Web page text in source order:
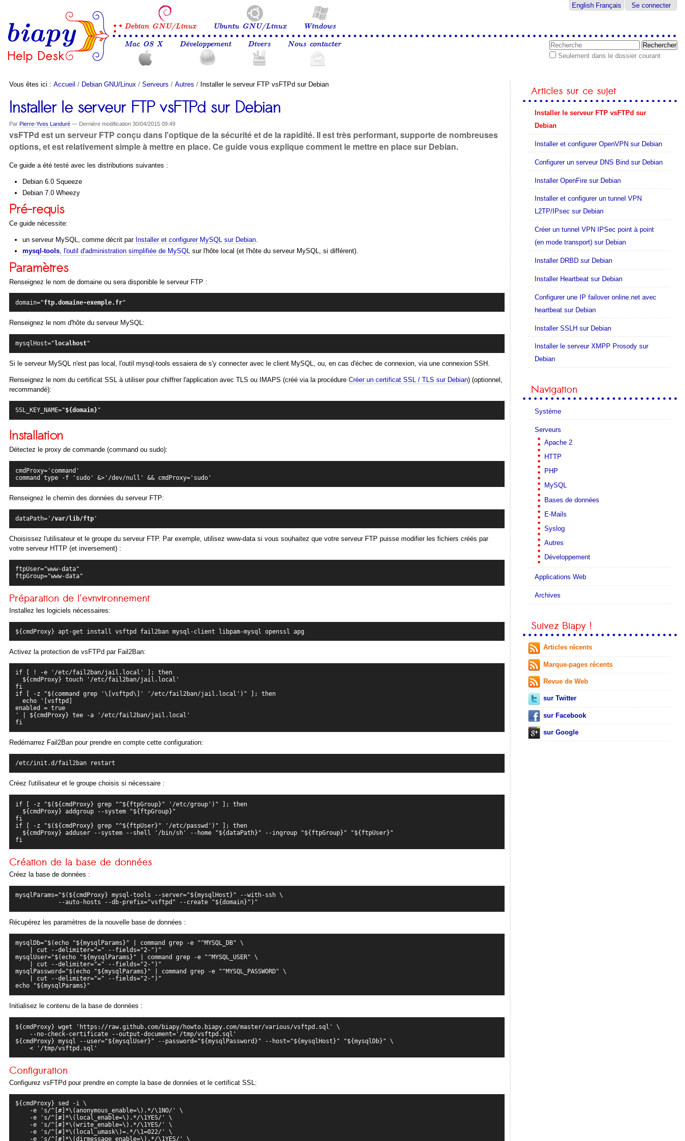
contenu.
|
Aller
à
la
Se connecter
English Français
Chercher par
Seulement dans le dossier courant
Debian GNU/Linux Ubuntu GNU/Linux Windows
Mac OS X Développement Divers Nous contacter
Vous êtes ici : Accueil / Debian GNU/Linux /Serveurs /Autres / Installer le serveur FTP vsFTPd sur Debian
Installer le serveur FTP vsFTPd sur Debian
Par Pierre-Yves Landuré — Dernière modification 30/04/2015 09:49
vsFTPd est un serveur FTP conçu dans l'optique de la sécurité et de la rapidité. Il est très performant, supporte de nombreuses
options, et est relativement simple à mettre en place. Ce guide vous explique comment le mettre en place sur Debian.
Ce guide a été testé avec les distributions suivantes :
Debian 6.0 Squeeze
Debian 7.0 Wheezy
Pré-requis
Ce guide nécessite:
un serveur MySQL, comme décrit par Installer et configurer MySQL sur Debian.
mysql-tools, l'outil d'administration simplifiée de MySQLsur l'hôte local (et l'hôte du serveur MySQL, si différent).
Paramètres
Renseignez le nom de domaine ou sera disponible le serveur FTP :
domain="ftp.domaine-exemple.fr
Renseignez le nom d'hôte du serveur MySQL:
mysqlHost=" localhost"
Si le serveur MySQL n'est pas local, l'outil mysql-tools essaiera de s'y connecter avec le client MySQL, ou, en cas d'échec de connexion, via une connexion SSH.
Renseignez le nom du certificat SSL à utiliser pour chiffrer l'application avec TLS ou IMAPS (créé via la procédureCréer un certificat SSL / TLS sur Debian) (optionnel,
recommandé):
SSL_KEY_NAME="${domain}"
Installation
Détectez le proxy de commande (command ou sudo):
cmdProxy='command'
command type -f 'sudo' &>'/dev/null' && cmdProxy='sudo'
Renseignez le chemin des données du serveur FTP:
dataPath=' /var/lib/ftp'
Choisissez l'utilisateur et le groupe du serveur FTP. Par exemple, utilisez www-data si vous souhaitez que votre serveur FTP puisse modifier les fichiers créés par
votre serveur HTTP (et inversement) :
ftpUser="www-data"
Préparation de l'evnvironnement
Installez les logiciels nécessaires:
${cmdProxy} apt-get install vsftpd fail2ban mysql-client libpam-mysql openssl apg
Activez la protection de vsFTPd par Fail2Ban:
if [ ! -e '/etc/fail2ban/jail.local' ]; then
  ${cmdProxy} touch '/etc/fail2ban/jail.local'
fi
if [ -z "$(command grep '\[vsftpd\]' '/etc/fail2ban/jail.local')" ]; then
  echo '[vsftpd]
enabled = true
' | ${cmdProxy} tee -a '/etc/fail2ban/jail.local'
fi
Redémarrez Fail2Ban pour prendre en compte cette configuration:
Créez l'utilisateur et le groupe choisis si nécessaire :
if [ -z "$(${cmdProxy} grep "^${ftpGroup}" '/etc/group')" ]; then
  ${cmdProxy} addgroup --system "${ftpGroup}"
fi
if [ -z "$(${cmdProxy} grep "^${ftpUser}" '/etc/passwd')" ]; then
  ${cmdProxy} adduser --system --shell '/bin/sh' --home "${dataPath}" --ingroup "${ftpGroup}" "${ftpUser}"
Création de la base de données
Créez la base de données :
mysqlParams="$(${cmdProxy} mysql-tools --server="${mysqlHost}" --with-ssh \
            --auto-hosts --db-prefix="vsftpd" --create "${domain}")"
Récupérez les paramètres de la nouvelle base de données :
mysqlDb="$(echo "${mysqlParams}" | command grep -e "^MYSQL_DB" \
    | cut --delimiter="=" --fields="2-")"
mysqlUser="$(echo "${mysqlParams}" | command grep -e "^MYSQL_USER" \
    | cut --delimiter="=" --fields="2-")"
mysqlPassword="$(echo "${mysqlParams}" | command grep -e "^MYSQL_PASSWORD" \
    | cut --delimiter="=" --fields="2-")"
Initialisez le contenu de la base de données :
${cmdProxy} wget 'https://raw.github.com/biapy/howto.biapy.com/master/various/vsftpd.sql' \
    --no-check-certificate --output-document='/tmp/vsftpd.sql'
${cmdProxy} mysql --user="${mysqlUser}" --password="${mysqlPassword}" --host="${mysqlHost}" "${mysqlDb}" \
Configuration
Configurez vsFTPd pour prendre en compte la base de données et le certificat SSL:
${cmdProxy} sed -i \
    -e 's/^[#]*\(anonymous_enable=\).*/\1NO/' \
    -e 's/^[#]*\(local_enable=\).*/\1YES/' \
    -e 's/^[#]*\(write_enable=\).*/\1YES/' \
    -e 's/^[#]*\(local_umask\)=.*/\1=022/' \
    -e 's/^[#]*\(dirmessage_enable=\).*/\1YES/' \
Articles sur ce sujet
Installer le serveur FTP vsFTPd sur
Debian
Installer et configurer OpenVPN sur Debian
Configurer un serveur DNS Bind sur Debian
Installer OpenFire sur Debian
Installer et configurer un tunnel VPN
L2TP/IPsec sur Debian
Créer un tunnel VPN IPSec point à point
(en mode transport) sur Debian
Installer DRBD sur Debian
Installer Heartbeat sur Debian
Configurer une IP failover online.net avec
heartbeat sur Debian
Installer SSLH sur Debian
Installer le serveur XMPP Prosody sur
Debian
Navigation
Système
Serveurs
Apache 2
HTTP
PHP
MySQL
Bases de données
E-Mails
Syslog
Autres
Développement
Applications Web
Archives
Suivez Biapy !
Articles récents
Marque-pages récents
Revue de Web
sur Twitter
sur Facebook
sur Google